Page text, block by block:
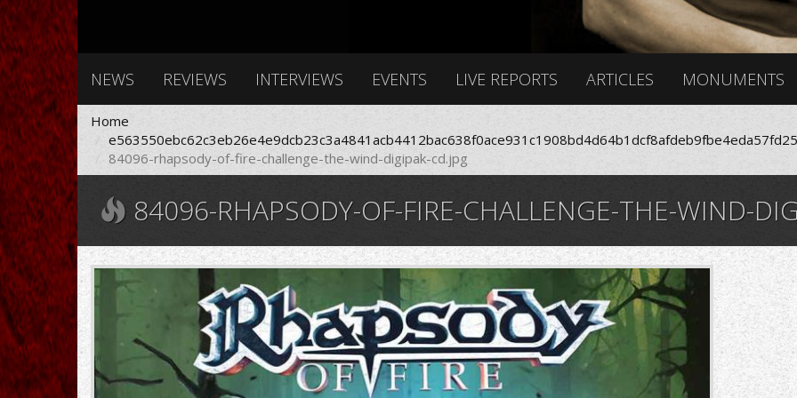
NEWS REVIEWS INTERVIEWS EVENTS LIVE REPORTS ARTICLES MONUMENTS
Home
84096-rhapsody-of-fire-challenge-the-wind-digipak-cd.jpg
84096-RHAPSODY-OF-FIRE-CHALLENGE-THE-WIND-